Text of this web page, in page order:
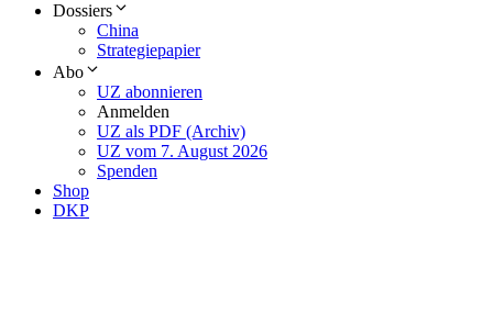
Dossiers
China
Strategiepapier
Abo
UZ abonnieren
Anmelden
UZ als PDF (Archiv)
UZ vom 7. August 2026
Spenden
Shop
DKP